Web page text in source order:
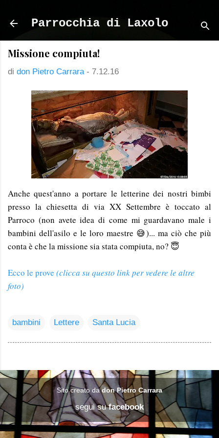
Parrocchia di Laxolo
Missione compiuta!
di don Pietro Carrara - 7.12.16
Anche quest'anno a portare le letterine dei nostri bimbi
presso la chiesetta di via XX Settembre è toccato al
Parroco (non avete idea di come mi guardavano male i
bambini dell'asilo e le loro maestre 😅)... ma ciò che più
conta è che la missione sia stata compiuta, no? 😇
Ecco le prove (clicca su questo link per vedere le altre
foto)
bambini Lettere Santa Lucia
Sito creato dadon Pietro Carrara
segui sufacebook